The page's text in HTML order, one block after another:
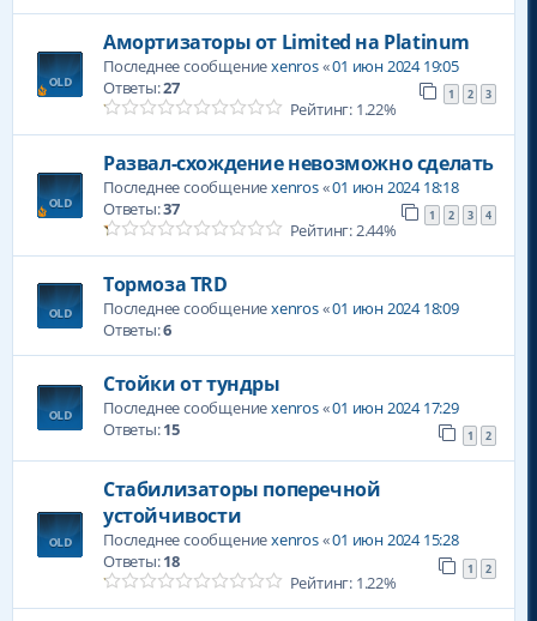
Амортизаторы от Limited на Platinum
Последнее сообщениеxenros«01 июн 2024 19:05
Ответы:27 1 2 3
Рейтинг: 1.22%
Развал-схождение невозможно сделать
Последнее сообщениеxenros«01 июн 2024 18:18
Ответы:37 1 2 3 4
Рейтинг: 2.44%
Тормоза TRD
Последнее сообщениеxenros«01 июн 2024 18:09
Ответы:6
Стойки от тундры
Последнее сообщениеxenros«01 июн 2024 17:29
Ответы:15 1 2
Стабилизаторы поперечной
устойчивости
Последнее сообщениеxenros«01 июн 2024 15:28
Ответы:18 1 2
Рейтинг: 1.22%